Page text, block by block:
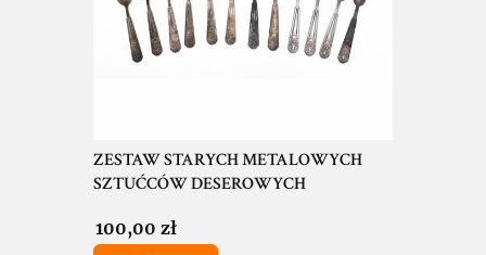
ZESTAW STARYCH METALOWYCH
SZTUĆCÓW DESEROWYCH
Cena
100,00 zł